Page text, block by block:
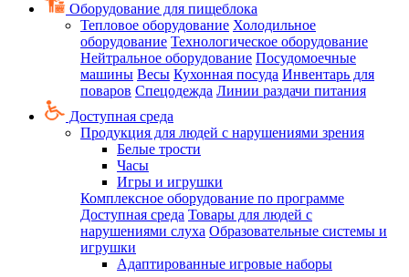
Оборудование для пищеблока
Тепловое оборудование Холодильное
оборудование Технологическое оборудование
Нейтральное оборудование Посудомоечные
машины Весы Кухонная посуда Инвентарь для
поваров Спецодежда Линии раздачи питания
Доступная среда
Продукция для людей с нарушениями зрения
Белые трости
Часы
Игры и игрушки
Комплексное оборудование по программе
Доступная среда Товары для людей с
нарушениями слуха Образовательные системы и
игрушки
Адаптированные игровые наборы